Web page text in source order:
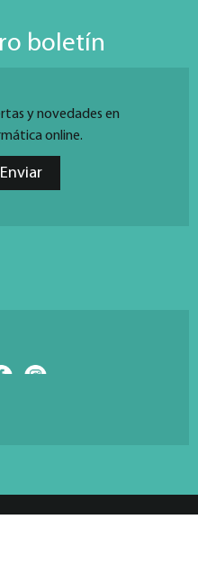
boletín
y novedades en
online.